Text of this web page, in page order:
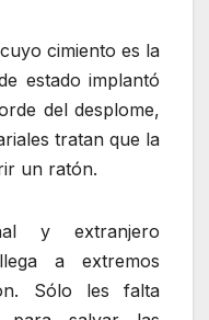
cimiento es la
estado implantó
del desplome,
tratan que la
un ratón.
y extranjero
a extremos
Sólo les falta